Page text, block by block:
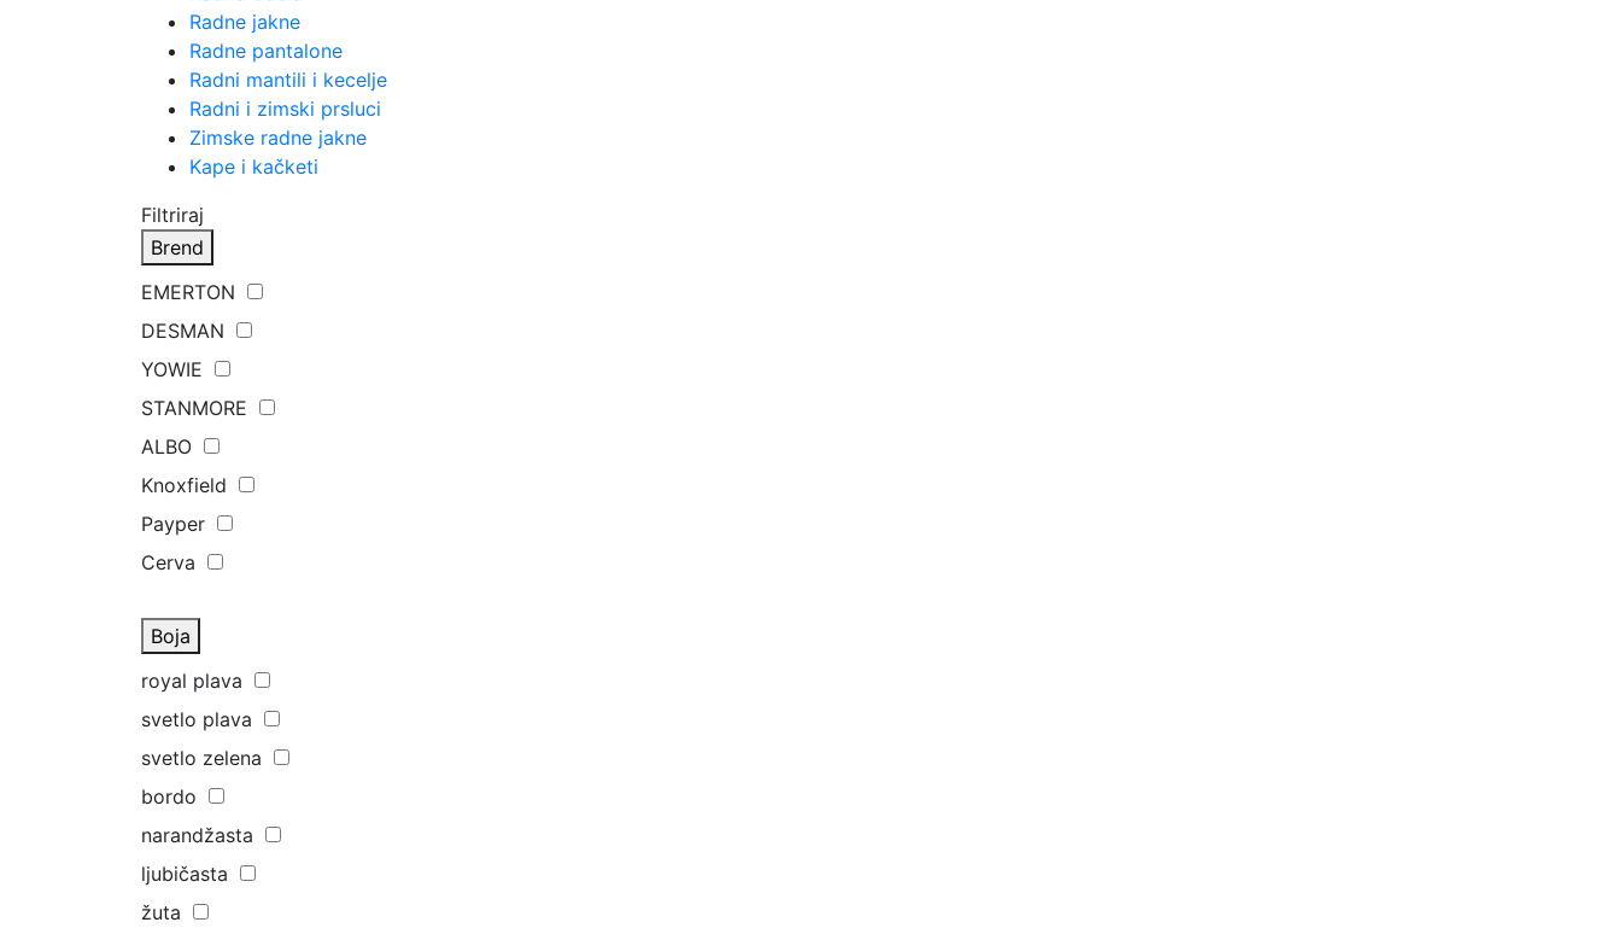
Radne jakne
Radne pantalone
Radni mantili i kecelje
Radni i zimski prsluci
Zimske radne jakne
Kape i kačketi
Filtriraj
Brend
EMERTON
DESMAN
YOWIE
STANMORE
ALBO
Knoxfield
Payper
Cerva
Boja
royal plava
svetlo plava
svetlo zelena
bordo
narandžasta
ljubičasta
žuta